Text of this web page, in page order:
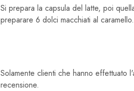
Si prepara la capsula del latte, poi
preparare 6 dolci macchiati al caramello.
Solamente clienti che hanno effettuato
recensione.